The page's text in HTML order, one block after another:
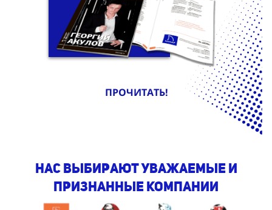
ПРОЧИТАТЬ!
Нас выбирают уважаемые и
признанные компании